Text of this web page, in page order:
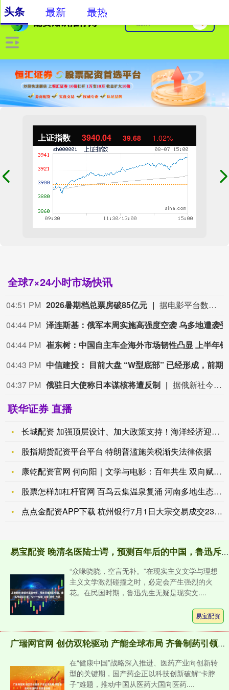
上证指数 3940.04 39.68 1.02%
全球7×24小时市场快讯
04:51 PM 2026暑期档总票房破85亿元
据电影平台数据，截至8月9日，2026年暑期档（6月1日-8月31日）档期总票房（含预售）突破85亿元！《功夫女足》《八仙！》《蜘蛛侠：崭新之日》《给阿嬷的情书》《小黄人与大怪兽》暂列档期票房前5名。（央视财经）
04:44 PM
04:44 PM
04:43 PM
04:37 PM 俄驻日大使称日本谋核将遭反制 据俄新社今天（8月9日）报道，俄罗斯驻日本大使尼古拉·诺兹德廖夫表示，日本推翻“无核三原则”将引发地区其他国家的反应，并招致这些国家的反制。诺兹德廖夫说，日本推翻“无核三原则”将直接违背其作为无核国家加入的《不扩散核武器条约》所规定的国际义务，将导致亚太地区安全局势严重恶化，必然招致地区其他国家的反制措施。日本首相高市早苗上台以来，其政府在核武装问题上不断试探，谋求修改“无核三原则”甚至拥核。日本防卫大臣小泉进次郎近来多次称，日本应毫无禁忌地讨论与核武器相关的政策，包括是否修订二战后长期奉行的“无核三原则”。（CCTV国际时讯）
联华证券 直播
长城配资 加强顶层设计、加大政策支持！海洋经济迎利好，概念股
股指期货配资平台平台 特朗普滥施关税渐失法律依据
康乾配资官网 何向阳｜文学与电影：百年共生 双向赋能_中国作
股票怎样加杠杆官网 百鸟云集温泉复涌 河南多地生态向好
点点金配资APP下载 杭州银行7月1日大宗交易成交234.9
易宝配资 晚清名医陆士谔，预测百年后的中国，鲁迅斥胡说八道，今一一应验_文学_社会_作品
“众喙哓哓，空言无补。”在现实主义文学与理想
主义文学激烈碰撞之时，必定会产生强烈的火
花。在民国时期，鲁迅先生无疑是现实文....
易宝配资
广瑞网官网 创仿双轮驱动 产能全球布局 齐鲁制药引领国产药高质量突围
在“健康中国”战略深入推进、医药产业向创新转
型的关键期，国产药企正以科技创新破解“卡脖
子”难题，推动中国从医药大国向医药....
头条 最新 最热